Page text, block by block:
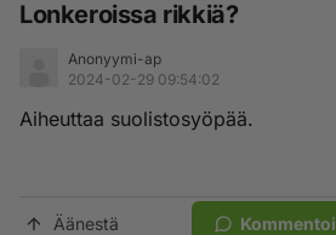
Lonkeroissa rikkiä?
Anonyymi-ap
2024-02-29 09:54:02
Aiheuttaa suolistosyöpää.
Äänestä Kommentoi